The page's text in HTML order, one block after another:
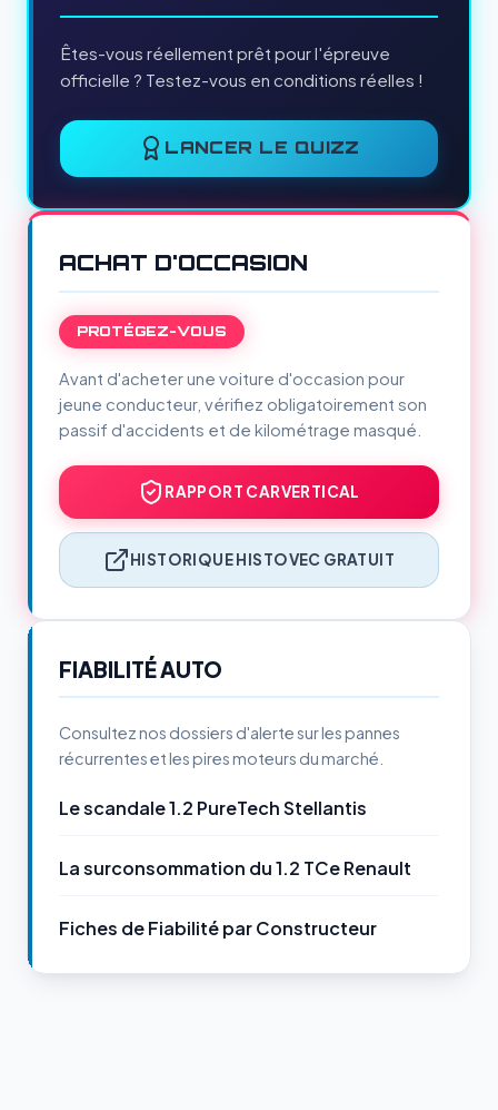
Êtes-vous réellement prêt pour l'épreuve
officielle ? Testez-vous en conditions réelles !
LANCER LE QUIZZ
ACHAT D'OCCASION
PROTÉGEZ-VOUS
Avant d'acheter une voiture d'occasion pour
jeune conducteur, vérifiez obligatoirement son
passif d'accidents et de kilométrage masqué.
RAPPORT CARVERTICAL
HISTORIQUE HISTOVEC GRATUIT
FIABILITÉ AUTO
Consultez nos dossiers d'alerte sur les pannes
récurrentes et les pires moteurs du marché.
Le scandale 1.2 PureTech Stellantis
La surconsommation du 1.2 TCe Renault
Fiches de Fiabilité par Constructeur